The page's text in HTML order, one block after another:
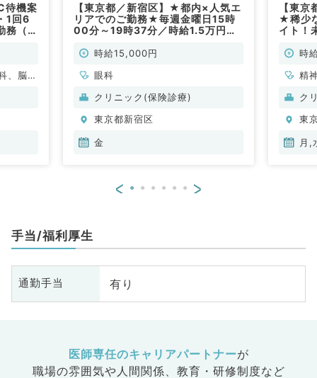
待機案
1回6
務（科
、脳神
【東京都／新宿区】★都内×人気エ
リアでのご勤務★毎週金曜日15時
00分～19時37分／時給1.5万円の
非常勤）
時給15,000円
眼科
クリニック(保険診療)
東京都新宿区
金
【東
★稀少
イト！
ック時
精
リ
鼻
科
ク
東
月,
< >
手当/福利厚生
通勤手当 有り
医師専任のキャリアパートナーが
職場の雰囲気や人間関係、 教育・研修制度など